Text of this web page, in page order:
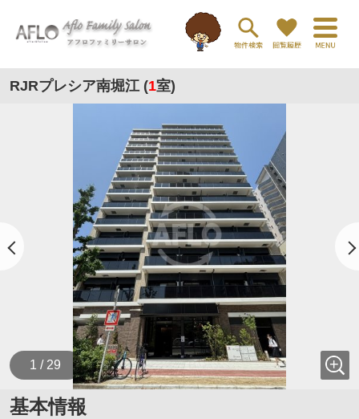
RJRプレシア南堀江 (1室)
1 / 29
基本情報